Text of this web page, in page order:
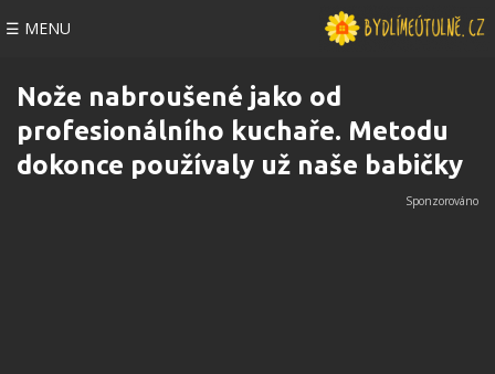
☰ MENU
Nože nabroušené jako od
profesionálního kuchaře. Metodu
dokonce používaly už naše babičky